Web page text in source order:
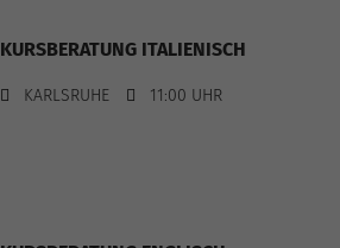
KURSBERATUNG ITALIENISCH
KARLSRUHE 11:00 UHR